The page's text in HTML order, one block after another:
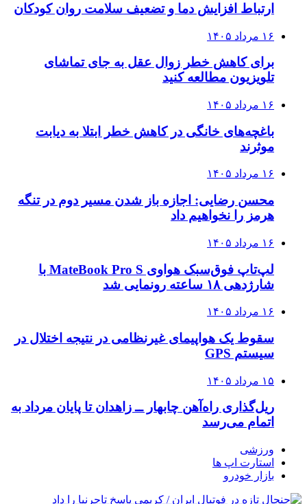
ارتباط افزایش دما و تضعیف سلامت روان کودکان
۱۶ مرداد ۱۴۰۵
برای کاهش خطر زوال عقل به جای تماشای
تلویزیون مطالعه کنید
۱۶ مرداد ۱۴۰۵
باغچه‌های خانگی در کاهش خطر ابتلا به دیابت
موثرند
۱۶ مرداد ۱۴۰۵
محسن رضایی: اجازه باز شدن مسیر دوم در تنگه
هرمز را نخواهیم داد
۱۶ مرداد ۱۴۰۵
لپ‌تاپ فوق‌سبک هواوی MateBook Pro S با
شارژدهی ۱۸ ساعته رونمایی شد
۱۶ مرداد ۱۴۰۵
سقوط یک هواپیمای غیرنظامی در نتیجه اختلال در
سیستم‌ GPS
۱۵ مرداد ۱۴۰۵
ریل‌گذاری راه‌آهن چابهار ــ زاهدان تا پایان مرداد به
اتمام می‌رسد
ورزشی
استارت اپ ها
بازار خودرو